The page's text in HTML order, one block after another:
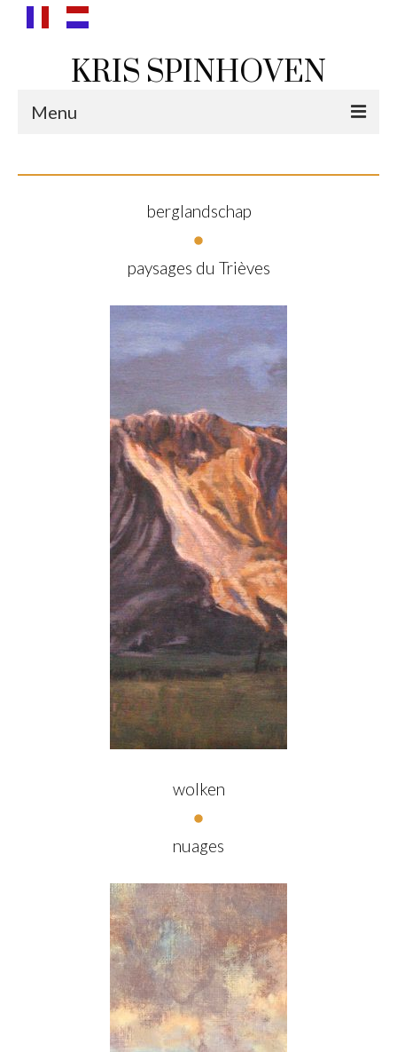
KRIS SPINHOVEN
Menu
mer & dunes
polders
portraits de Lenie
autre portraits
interieur
vues de ville
publications
berglandschap
paysages du Trièves
wolken
nuages